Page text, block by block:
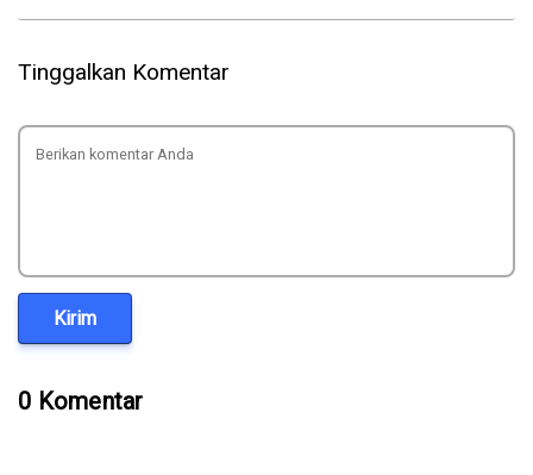
Tinggalkan Komentar
Kirim
0 Komentar